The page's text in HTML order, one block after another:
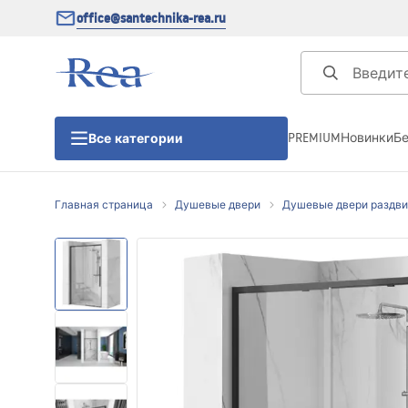
office@santechnika-rea.ru
Все категории
Душевые поддоны
Линейные трапы для душа
PREMIUMНовинки
Главная страница Душевые двери Душевые двери